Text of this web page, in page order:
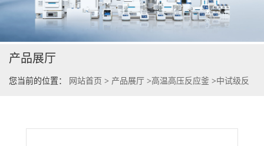
公司首页
公司介绍
公司动态
产品展厅
您当前的位置： 网站首页 > 产品展厅 >高温高压反应釜 >中试级反